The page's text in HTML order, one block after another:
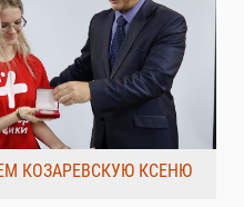
КОЗАРЕВСКУЮ КСЕНЮ